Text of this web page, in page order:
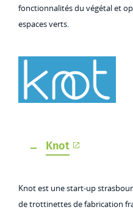
fonctionnalités du végétal et
espaces verts.
Knot
Knot est une start-up
de trottinettes de fabrication